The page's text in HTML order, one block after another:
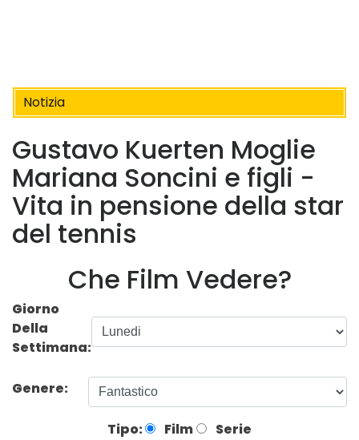
Notizia
Gustavo Kuerten Moglie
Mariana Soncini e figli -
Vita in pensione della star
del tennis
Che Film Vedere?
Giorno
Della
Settimana:
Genere:
Tipo: Film Serie